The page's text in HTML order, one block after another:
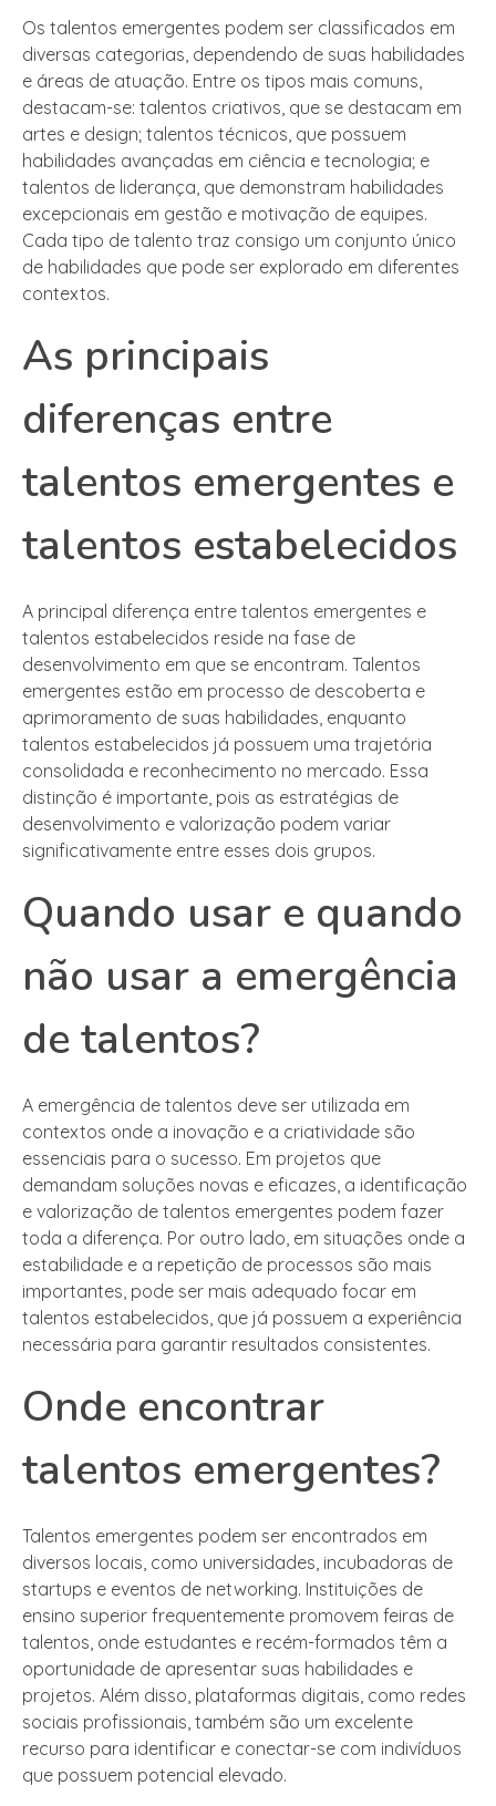
Os talentos emergentes podem ser classificados em
diversas categorias, dependendo de suas habilidades
e áreas de atuação. Entre os tipos mais comuns,
destacam-se: talentos criativos, que se destacam em
artes e design; talentos técnicos, que possuem
habilidades avançadas em ciência e tecnologia; e
talentos de liderança, que demonstram habilidades
excepcionais em gestão e motivação de equipes.
Cada tipo de talento traz consigo um conjunto único
de habilidades que pode ser explorado em diferentes
contextos.
As principais
diferenças entre
talentos emergentes e
talentos estabelecidos
A principal diferença entre talentos emergentes e
talentos estabelecidos reside na fase de
desenvolvimento em que se encontram. Talentos
emergentes estão em processo de descoberta e
aprimoramento de suas habilidades, enquanto
talentos estabelecidos já possuem uma trajetória
consolidada e reconhecimento no mercado. Essa
distinção é importante, pois as estratégias de
desenvolvimento e valorização podem variar
significativamente entre esses dois grupos.
Quando usar e quando
não usar a emergência
de talentos?
A emergência de talentos deve ser utilizada em
contextos onde a inovação e a criatividade são
essenciais para o sucesso. Em projetos que
demandam soluções novas e eficazes, a identificação
e valorização de talentos emergentes podem fazer
toda a diferença. Por outro lado, em situações onde a
estabilidade e a repetição de processos são mais
importantes, pode ser mais adequado focar em
talentos estabelecidos, que já possuem a experiência
necessária para garantir resultados consistentes.
Onde encontrar
talentos emergentes?
Talentos emergentes podem ser encontrados em
diversos locais, como universidades, incubadoras de
startups e eventos de networking. Instituições de
ensino superior frequentemente promovem feiras de
talentos, onde estudantes e recém-formados têm a
oportunidade de apresentar suas habilidades e
projetos. Além disso, plataformas digitais, como redes
sociais profissionais, também são um excelente
recurso para identificar e conectar-se com indivíduos
que possuem potencial elevado.